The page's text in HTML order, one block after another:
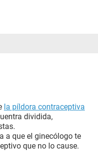
la píldora contraceptiva
dividida,
a que el ginecólogo te
que no lo cause.